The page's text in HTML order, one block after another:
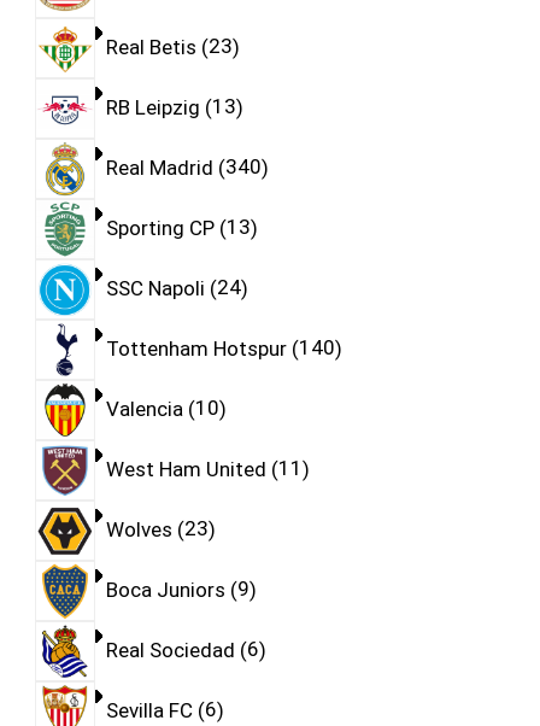
Real Betis 23
RB Leipzig 13
Real Madrid 340
Sporting CP 13
SSC Napoli 24
Tottenham Hotspur 140
Valencia 10
West Ham United 11
Wolves 23
Boca Juniors 9
Real Sociedad 6
Sevilla FC 6